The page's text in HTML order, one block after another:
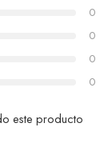
0
0
0
0
este producto